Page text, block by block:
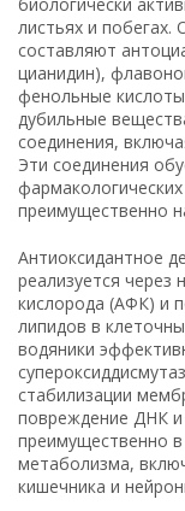
листьях и
составляют
цианидин),
фенольные
дубильные
соединения,
Эти соединения
преимущественно
Антиоксидантное
реализуется
кислорода (АФК) и
липидов в
водяники
стабилизации
повреждение ДНК и
преимущественно
метаболизма,
кишечника и